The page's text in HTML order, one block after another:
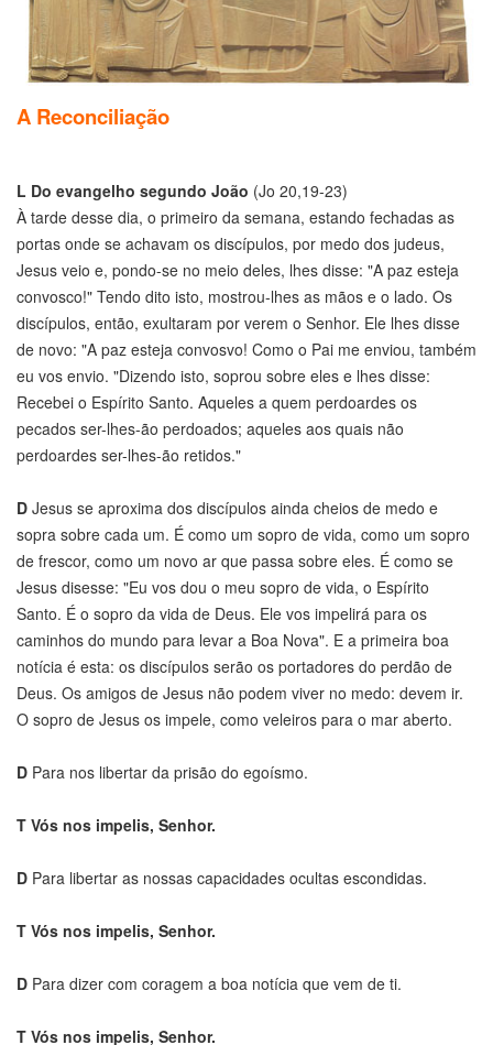
A Reconciliação
L Do evangelho segundo João (Jo 20,19-23)
À tarde desse dia, o primeiro da semana, estando fechadas as
portas onde se achavam os discípulos, por medo dos judeus,
Jesus veio e, pondo-se no meio deles, lhes disse: "A paz esteja
convosco!" Tendo dito isto, mostrou-lhes as mãos e o lado. Os
discípulos, então, exultaram por verem o Senhor. Ele lhes disse
de novo: "A paz esteja convosvo! Como o Pai me enviou, também
eu vos envio. "Dizendo isto, soprou sobre eles e lhes disse:
Recebei o Espírito Santo. Aqueles a quem perdoardes os
pecados ser-lhes-ão perdoados; aqueles aos quais não
perdoardes ser-lhes-ão retidos."
D Jesus se aproxima dos discípulos ainda cheios de medo e
sopra sobre cada um. É como um sopro de vida, como um sopro
de frescor, como um novo ar que passa sobre eles. É como se
Jesus disesse: "Eu vos dou o meu sopro de vida, o Espírito
Santo. É o sopro da vida de Deus. Ele vos impelirá para os
caminhos do mundo para levar a Boa Nova". E a primeira boa
notícia é esta: os discípulos serão os portadores do perdão de
Deus. Os amigos de Jesus não podem viver no medo: devem ir.
O sopro de Jesus os impele, como veleiros para o mar aberto.
D Para nos libertar da prisão do egoísmo.
T Vós nos impelis, Senhor.
D Para libertar as nossas capacidades ocultas escondidas.
T Vós nos impelis, Senhor.
D Para dizer com coragem a boa notícia que vem de ti.
T Vós nos impelis, Senhor.